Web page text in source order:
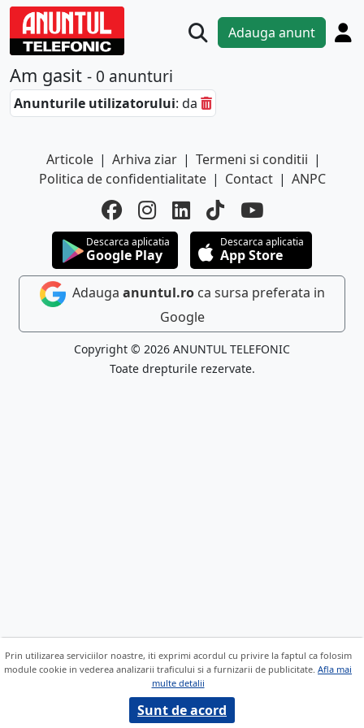
Adauga anunt
Am gasit - 0 anunturi
Anunturile utilizatorului: da
Articole | Arhiva ziar | Termeni si conditii |
Politica de confidentialitate | Contact | ANPC
Descarca aplicatia
Google Play
Descarca aplicatia
App Store
Adauga anuntul.roca sursa preferata in
Google
Copyright © 2026 ANUNTUL TELEFONIC
Toate drepturile rezervate.
Prin utilizarea serviciilor noastre, iti exprimi acordul cu privire la faptul ca folosim
module cookie in vederea analizarii traficului si a furnizarii de publicitate. Afla mai
multe detalii
Sunt de acord